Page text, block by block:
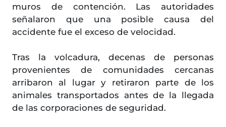
muros de contención. Las autoridades
señalaron que una posible causa del
accidente fue el exceso de velocidad.
Tras la volcadura, decenas de personas
provenientes de comunidades cercanas
arribaron al lugar y retiraron parte de los
animales transportados antes de la llegada
de las corporaciones de seguridad.